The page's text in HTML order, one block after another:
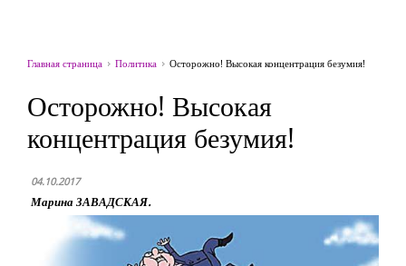
Главная страница Политика Осторожно! Высокая концентрация безумия!
Осторожно! Высокая
концентрация безумия!
04.10.2017
Марина ЗАВАДСКАЯ.